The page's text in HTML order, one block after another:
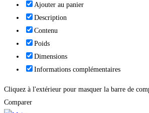
Ajouter au panier
Description
Contenu
Poids
Dimensions
Informations complémentaires
Cliquez à l'extérieur pour masquer la barre de
Comparer